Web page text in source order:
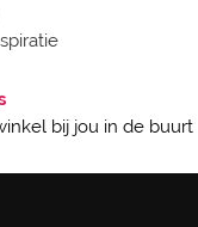
bij jou in de buurt